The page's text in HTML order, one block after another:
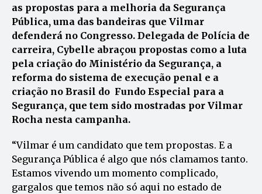
as propostas para a melhoria da Segurança
Pública, uma das bandeiras que Vilmar
defenderá no Congresso. Delegada de Polícia de
carreira, Cybelle abraçou propostas como a luta
pela criação do Ministério da Segurança, a
reforma do sistema de execução penal e a
criação no Brasil do Fundo Especial para a
Segurança, que tem sido mostradas por Vilmar
Rocha nesta campanha.
“Vilmar é um candidato que tem propostas. E a
Segurança Pública é algo que nós clamamos tanto.
Estamos vivendo um momento complicado,
gargalos que temos não só aqui no estado de